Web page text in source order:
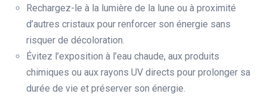
Rechargez-le à la lumière de la lune ou à proximité
d’autres cristaux pour renforcer son énergie sans
risquer de décoloration.
Évitez l’exposition à l’eau chaude, aux produits
chimiques ou aux rayons UV directs pour prolonger sa
durée de vie et préserver son énergie.